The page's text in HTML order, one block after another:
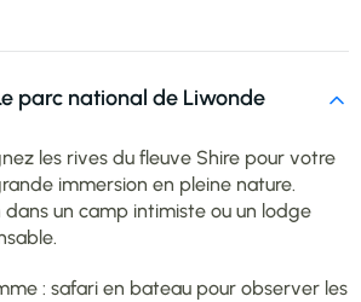
parc national de Liwonde
les rives du fleuve Shire pour votre
immersion en pleine nature.
dans un camp intimiste ou un lodge
: safari en bateau pour observer les